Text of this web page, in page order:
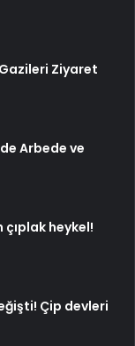
Ziyaret
Arbede ve
çıplak heykel!
Çip devleri